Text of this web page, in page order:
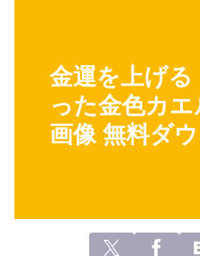
金運を上げる
った金色カ
画像 無料ダ